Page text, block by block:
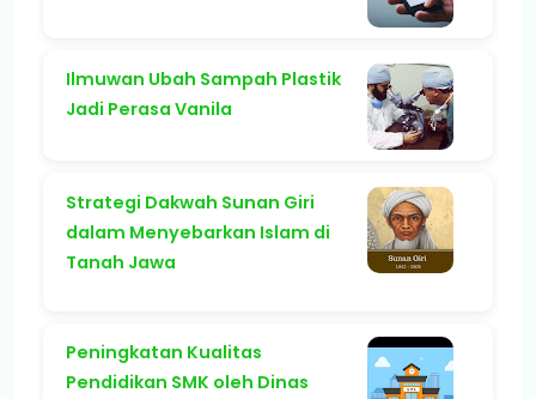
Ilmuwan Ubah Sampah Plastik
Jadi Perasa Vanila
Strategi Dakwah Sunan Giri
dalam Menyebarkan Islam di
Tanah Jawa
Peningkatan Kualitas
Pendidikan SMK oleh Dinas